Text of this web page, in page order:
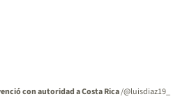
con autoridad a Costa Rica/@luisdiaz19_